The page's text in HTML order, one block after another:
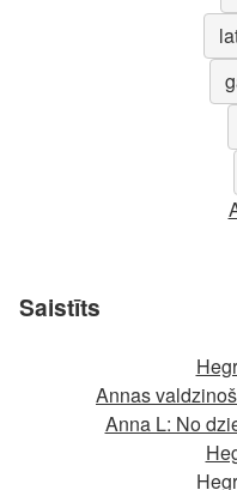
Saistīts
Annas
Anna L: No